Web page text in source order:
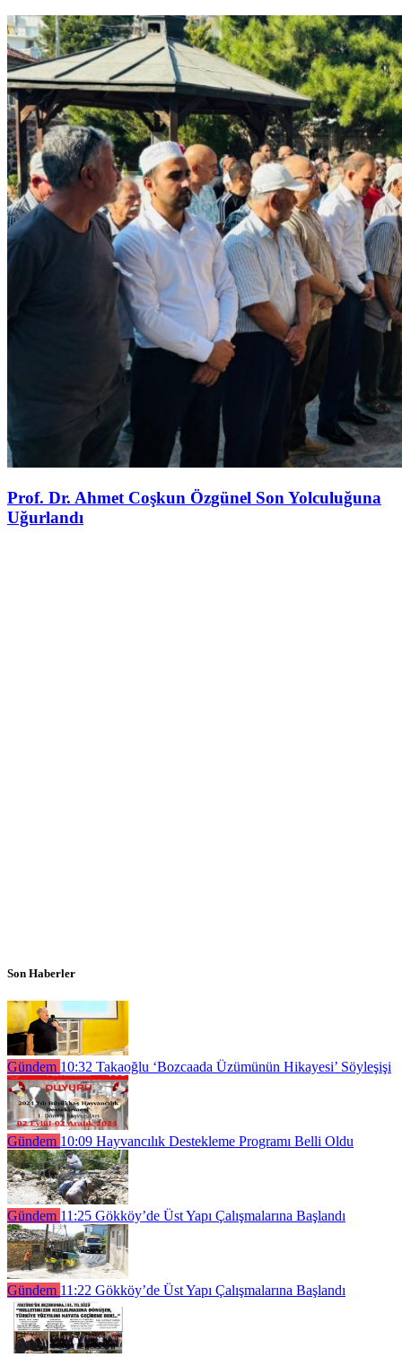
Prof. Dr. Ahmet Coşkun Özgünel Son Yolculuğuna
Uğurlandı
Son Haberler
Gündem 10:32 Takaoğlu ‘Bozcaada Üzümünün Hikayesi’ Söyleşişi
Gündem 10:09 Hayvancılık Destekleme Programı Belli Oldu
Gündem 11:25 Gökköy’de Üst Yapı Çalışmalarına Başlandı
Gündem 11:22 Gökköy’de Üst Yapı Çalışmalarına Başlandı